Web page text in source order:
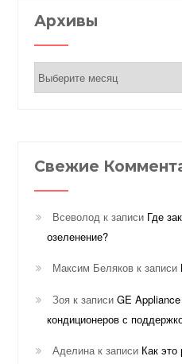
Архивы
Архивы
Свежие
Всеволод к записи Где
озеленение?
Максим Беляков к записи
Зоя к записиGE
кондиционеров с
Аделинак записи Как это